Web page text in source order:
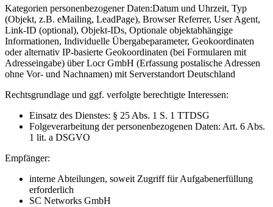
Kategorien personenbezogener Daten:Datum und Uhrzeit, Typ
(Objekt, z.B. eMailing, LeadPage), Browser Referrer, User Agent,
Link-ID (optional), Objekt-IDs, Optionale objektabhängige
Informationen, Individuelle Übergabeparameter, Geokoordinaten
oder alternativ IP-basierte Geokoordinaten (bei Formularen mit
Adresseingabe) über Locr GmbH (Erfassung postalische Adressen
ohne Vor- und Nachnamen) mit Serverstandort Deutschland
Rechtsgrundlage und ggf. verfolgte berechtigte Interessen:
Einsatz des Dienstes: § 25 Abs. 1 S. 1 TTDSG
Folgeverarbeitung der personenbezogenen Daten: Art. 6 Abs.
1 lit. a DSGVO
Empfänger:
interne Abteilungen, soweit Zugriff für Aufgabenerfüllung
erforderlich
SC Networks GmbH